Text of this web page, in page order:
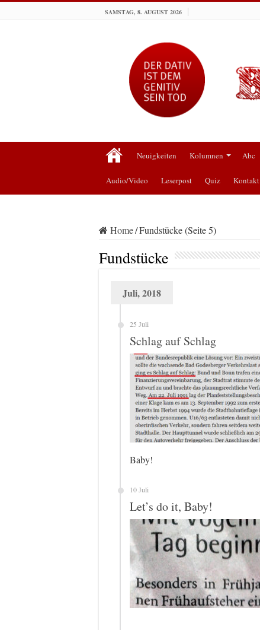
SAMSTAG, 8. AUGUST 2026
Neuigkeiten Kolumnen Abc
Audio/Video Leserpost Quiz Kontakt
Home/Fundstücke (Seite 5)
Fundstücke
Juli, 2018
25 Juli
Schlag auf Schlag
Baby!
10 Juli
Let’s do it, Baby!